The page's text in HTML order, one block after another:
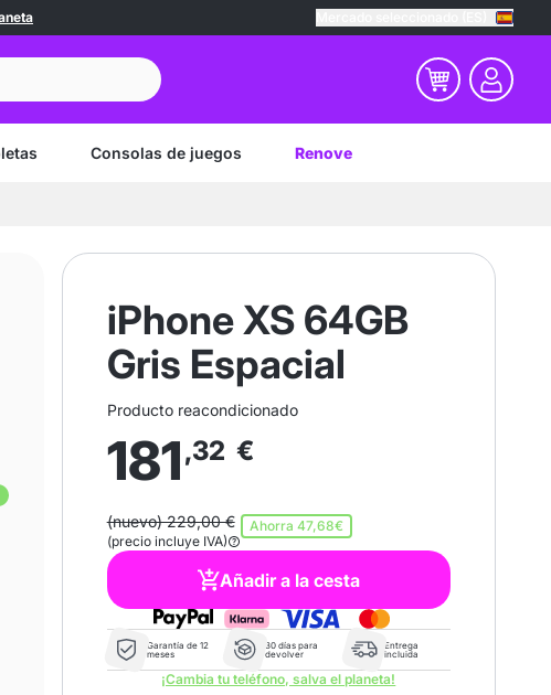
Consolas de juegos Renove
iPhone XS 64GB
Gris Espacial
Producto reacondicionado
181,32 €
(nuevo) 229,00 €
(precio incluye IVA)
Ahorra 47,68€
Añadir a la cesta
Garantía de 12
meses
30 días para
devolver
Entrega
incluida
¡Cambia tu teléfono, salva el planeta!